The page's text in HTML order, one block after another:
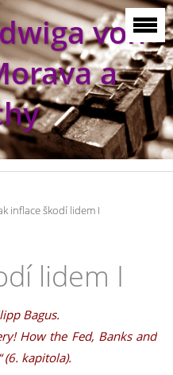
von
a
inflace škodí lidem I
lidem I
Bagus.
How the Fed, Banks and
(6. kapitola).